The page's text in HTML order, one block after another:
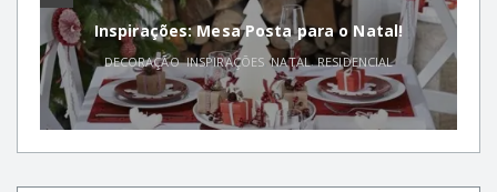
Inspirações: Mesa Posta para o Natal!
DECORAÇÃO,INSPIRAÇÕES ,NATAL,RESIDENCIAL